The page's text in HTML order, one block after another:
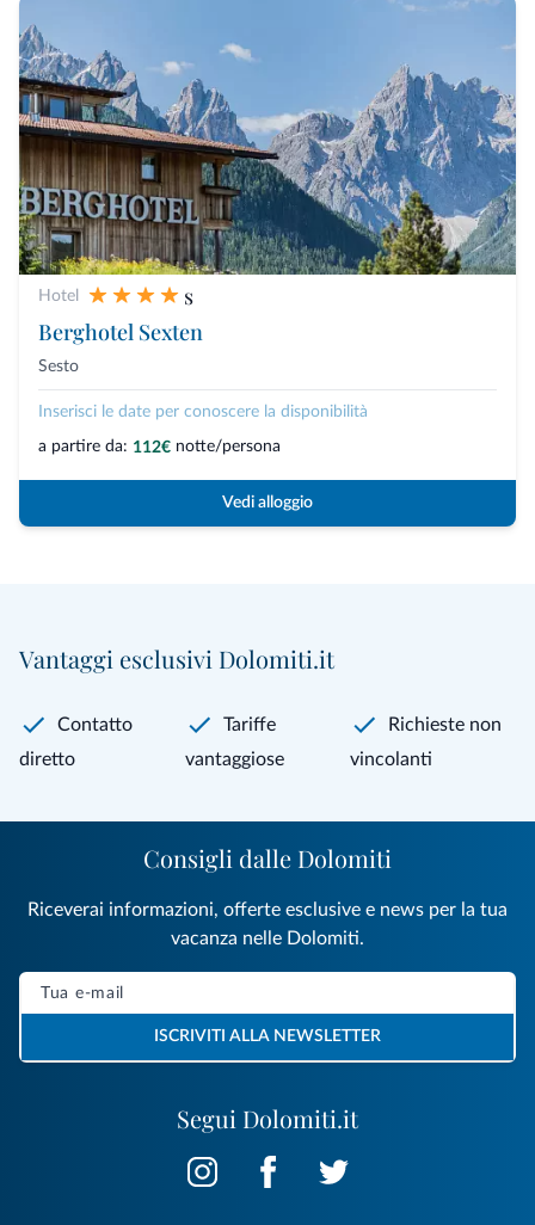
Hotel
s
Berghotel Sexten
Sesto
Inserisci le date per conoscere la disponibilità
a partire da: 112€ notte/persona
Vedi alloggio
Vantaggi esclusivi Dolomiti.it
Contatto
diretto
Tariffe
vantaggiose
Richieste non
vincolanti
Segui Dolomiti.it
Consigli dalle Dolomiti
Riceverai informazioni, offerte esclusive e news per la tua
vacanza nelle Dolomiti.
ISCRIVITI ALLA NEWSLETTER